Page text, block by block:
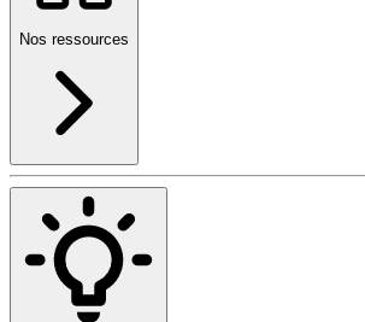
Nos ressources